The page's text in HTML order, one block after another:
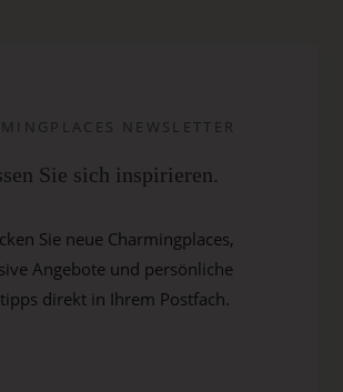
NEWSLETTER
Sie sich inspirieren.
Sie neue Charmingplaces,
Angebote und persönliche
direkt in Ihrem Postfach.